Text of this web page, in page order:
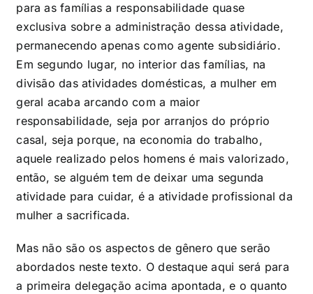
para as famílias a responsabilidade quase
exclusiva sobre a administração dessa atividade,
permanecendo apenas como agente subsidiário.
Em segundo lugar, no interior das famílias, na
divisão das atividades domésticas, a mulher em
geral acaba arcando com a maior
responsabilidade, seja por arranjos do próprio
casal, seja porque, na economia do trabalho,
aquele realizado pelos homens é mais valorizado,
então, se alguém tem de deixar uma segunda
atividade para cuidar, é a atividade profissional da
mulher a sacrificada.
Mas não são os aspectos de gênero que serão
abordados neste texto. O destaque aqui será para
a primeira delegação acima apontada, e o quanto